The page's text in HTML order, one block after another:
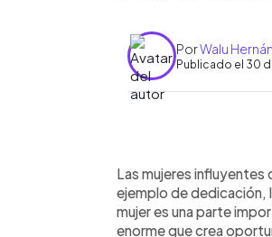
PorWalu
Publicado el 30
Escuchar
Las mujeres influyentes
ejemplo de dedicación,
mujer es una parte
enorme que crea